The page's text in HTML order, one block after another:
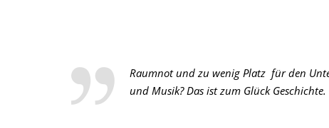
Raumnot und zu wenig Platz für den
und Musik? Das ist zum Glück Geschichte.